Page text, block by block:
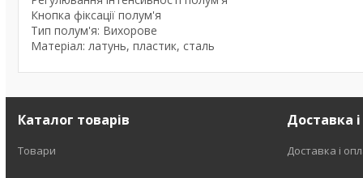
Кнопка фіксації полум'я
Тип полум'я: Вихорове
Матеріал: латунь, пластик, сталь
Каталог товарів
Товари
Доставка
Доставка і